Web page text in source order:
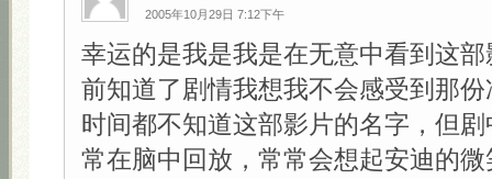
2005年10月29日 7:12下午
幸运的是我是我是在无意中看到这
前知道了剧情我想我不会感受到那
时间都不知道这部影片的名字，但
常在脑中回放，常常会想起安迪的